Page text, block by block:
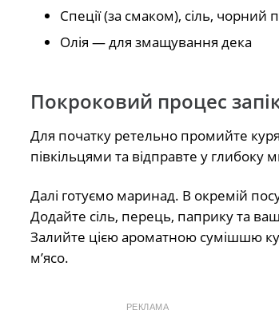
Спеції (за смаком), сіль, чорний
Олія — для змащування дека
Покроковий процес
Для початку ретельно промийте
півкільцями та відправте у глибоку
Далі готуємо маринад. В окремій
Додайте сіль, перець, паприку та
Залийте цією ароматною сумішшю
м’ясо.
РЕКЛАМА